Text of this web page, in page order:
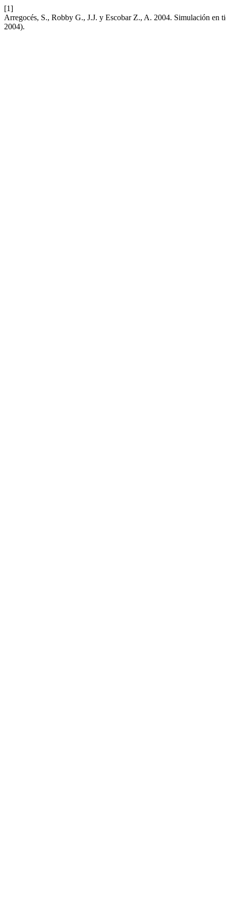
[1]
Arregocés, S., Robby G., J.J. y Escobar Z., A. 2004. Simulación en
2004).